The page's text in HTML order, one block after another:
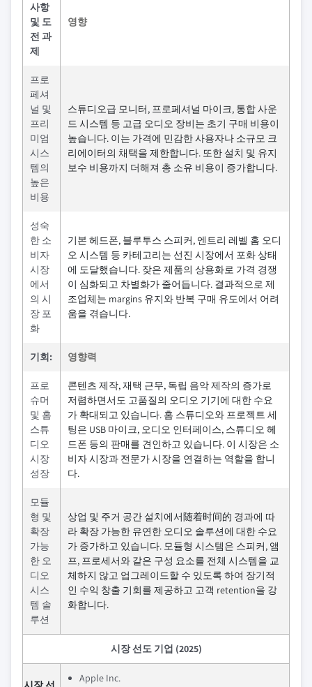
사항
및 도
전 과
제
영향
프로
페셔
널 및
프리
미엄
시스
템의
높은
비용
스튜디오급 모니터, 프로페셔널 마이크, 통합 사운
드 시스템 등 고급 오디오 장비는 초기 구매 비용이
높습니다. 이는 가격에 민감한 사용자나 소규모 크
리에이터의 채택을 제한합니다. 또한 설치 및 유지
보수 비용까지 더해져 총 소유 비용이 증가합니다.
성숙
한 소
비자
시장
에서
의 시
장 포
화
기본 헤드폰, 블루투스 스피커, 엔트리 레벨 홈 오디
오 시스템 등 카테고리는 선진 시장에서 포화 상태
에 도달했습니다. 잦은 제품의 상용화로 가격 경쟁
이 심화되고 차별화가 줄어듭니다. 결과적으로 제
조업체는 margins 유지와 반복 구매 유도에서 어려
움을 겪습니다.
기회: 영향력
프로
슈머
및 홈
스튜
디오
시장
성장
콘텐츠 제작, 재택 근무, 독립 음악 제작의 증가로
저렴하면서도 고품질의 오디오 기기에 대한 수요
가 확대되고 있습니다. 홈 스튜디오와 프로젝트 세
팅은 USB 마이크, 오디오 인터페이스, 스튜디오 헤
드폰 등의 판매를 견인하고 있습니다. 이 시장은 소
비자 시장과 전문가 시장을 연결하는 역할을 합니
다.
모듈
형 및
확장
가능
한 오
디오
시스
템 솔
루션
상업 및 주거 공간 설치에서随着时间的 경과에 따
라 확장 가능한 유연한 오디오 솔루션에 대한 수요
가 증가하고 있습니다. 모듈형 시스템은 스피커, 앰
프, 프로세서와 같은 구성 요소를 전체 시스템을 교
체하지 않고 업그레이드할 수 있도록 하여 장기적
인 수익 창출 기회를 제공하고 고객 retention을 강
화합니다.
시장 선도 기업 (2025)
Apple Inc.